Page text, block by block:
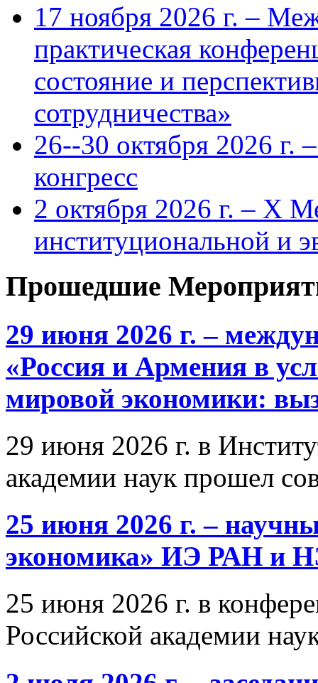
17 ноября 2026 г. –
практическая
состояние и
сотрудничества»
26--30 октября 2026 г.
конгресс
2 октября 2026 г. – X
институциональной и
Прошедшие
29 июня 2026 г. –
«Россия и Армения в
мировой экономики:
29 июня 2026 г. в
академии наук прошел
25 июня 2026 г. –
экономика» ИЭ РАН и
25 июня 2026 г. в
Российской академии